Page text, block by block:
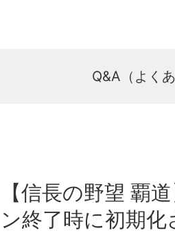
Q&A（よく
【信長の野望 覇
ン終了時に初期化